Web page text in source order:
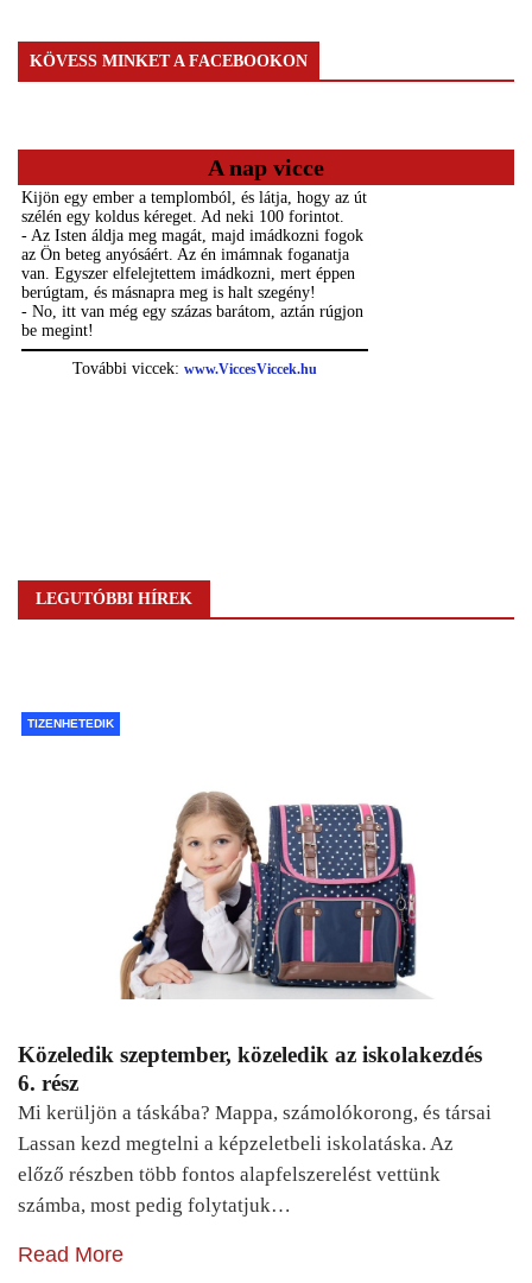
KÖVESS MINKET A FACEBOOKON
A nap vicce
LEGUTÓBBI HÍREK
TIZENHETEDIK
Közeledik szeptember, közeledik az iskolakezdés
6. rész
Mi kerüljön a táskába? Mappa, számolókorong, és társai
Lassan kezd megtelni a képzeletbeli iskolatáska. Az
előző részben több fontos alapfelszerelést vettünk
számba, most pedig folytatjuk…
Read More